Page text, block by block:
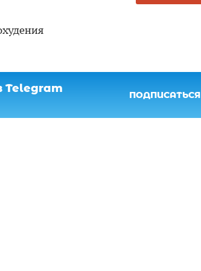
Telegram
ПОДПИСАТЬСЯ